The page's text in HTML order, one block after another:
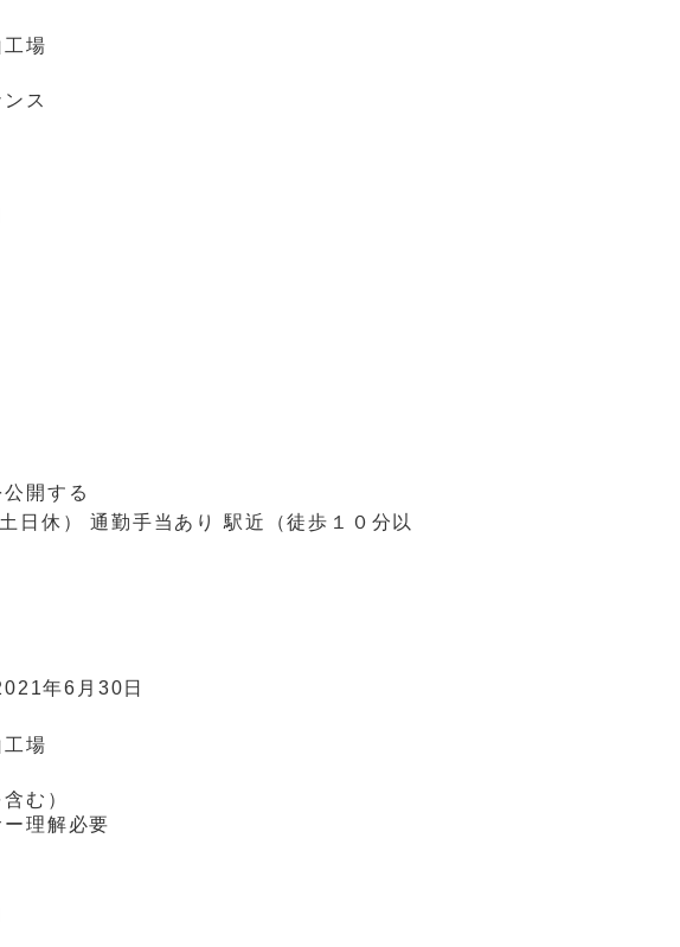
場
ス
開する
日休） 通勤手当あり
駅近（徒歩１０分以
年6月30日
場
む）
理解必要